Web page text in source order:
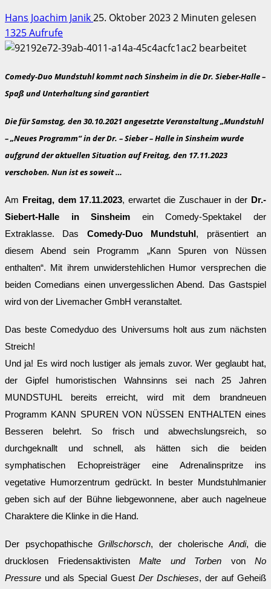
Hans Joachim Janik25. Oktober 20232 Minuten gelesen
1325 Aufrufe
Comedy-Duo Mundstuhl kommt nach Sinsheim in die Dr. Sieber-Halle –
Spaß und Unterhaltung sind garantiert
Die für Samstag, den 30.10.2021 angesetzte Veranstaltung „Mundstuhl
– „Neues Programm“ in der Dr. – Sieber – Halle in Sinsheim wurde
aufgrund der aktuellen Situation auf Freitag, den 17.11.2023
verschoben. Nun ist es soweit …
Am Freitag, dem 17.11.2023, erwartet die Zuschauer in der Dr.-
Siebert-Halle in Sinsheim ein Comedy-Spektakel der
Extraklasse. Das Comedy-Duo Mundstuhl, präsentiert an
diesem Abend sein Programm „Kann Spuren von Nüssen
enthalten“. Mit ihrem unwiderstehlichen Humor versprechen die
beiden Comedians einen unvergesslichen Abend. Das Gastspiel
wird von der Livemacher GmbH veranstaltet.
Das beste Comedyduo des Universums holt aus zum nächsten
Streich!
Und ja! Es wird noch lustiger als jemals zuvor. Wer geglaubt hat,
der Gipfel humoristischen Wahnsinns sei nach 25 Jahren
MUNDSTUHL bereits erreicht, wird mit dem brandneuen
Programm KANN SPUREN VON NÜSSEN ENTHALTEN eines
Besseren belehrt. So frisch und abwechslungsreich, so
durchgeknallt und schnell, als hätten sich die beiden
symphatischen Echopreisträger eine Adrenalinspritze ins
vegetative Humorzentrum gedrückt. In bester Mundstuhlmanier
geben sich auf der Bühne liebgewonnene, aber auch nagelneue
Charaktere die Klinke in die Hand.
Der psychopathischeGrillschorsch, der cholerischeAndi, die
drucklosen Friedensaktivisten Malte und Torben von No
Pressure und als Special Guest Der Dschieses, der auf Geheiß